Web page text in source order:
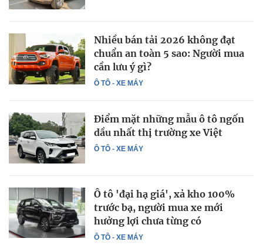
Ô TÔ - XE MÁY
Nhiều bán tải 2026 không đạt
chuẩn an toàn 5 sao: Người mua
cần lưu ý gì?
Ô TÔ - XE MÁY
Điểm mặt những mẫu ô tô ngốn
dầu nhất thị trường xe Việt
Ô TÔ - XE MÁY
Ô tô 'đại hạ giá', xả kho 100%
trước bạ, người mua xe mới
hưởng lợi chưa từng có